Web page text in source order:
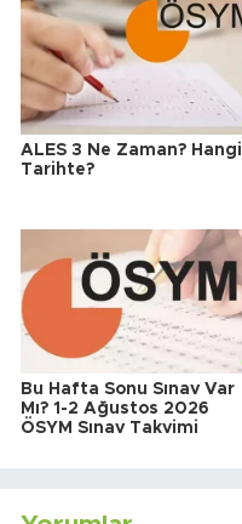
ALES 3 Ne Zaman? Hangi
Tarihte?
Bu Hafta Sonu Sınav Var
Mı? 1-2 Ağustos 2026
ÖSYM Sınav Takvimi